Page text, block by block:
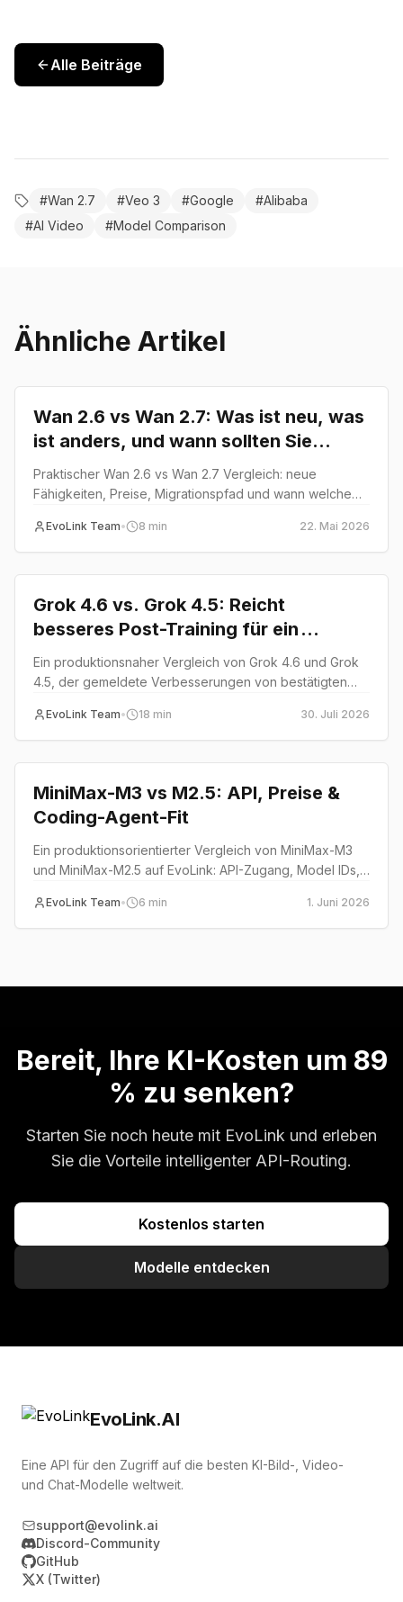
Alle Beiträge
#Wan 2.7 #Veo 3 #Google #Alibaba
#AI Video #Model Comparison
Ähnliche Artikel
Wan 2.6 vs Wan 2.7: Was ist neu, was
ist anders, und wann sollten Sie
upgraden?
Praktischer Wan 2.6 vs Wan 2.7 Vergleich: neue
Fähigkeiten, Preise, Migrationspfad und wann welche
EvoLink Team• 8 min
22. Mai 2026
Comparison
Grok 4.6 vs. Grok 4.5: Reicht
besseres Post-Training für ein
Upgrade?
Ein produktionsnaher Vergleich von Grok 4.6 und Grok
4.5, der gemeldete Verbesserungen von bestätigten
EvoLink Team• 18 min
30. Juli 2026
Comparison
MiniMax-M3 vs M2.5: API, Preise &
Coding-Agent-Fit
Ein produktionsorientierter Vergleich von MiniMax-M3
und MiniMax-M2.5 auf EvoLink: API-Zugang, Model IDs,
Fit und Fallback-Strategie.
EvoLink Team• 6 min 1. Juni 2026
Bereit, Ihre KI-Kosten um 89
% zu senken?
Starten Sie noch heute mit EvoLink und erleben
Sie die Vorteile intelligenter API-Routing.
Kostenlos starten
Modelle entdecken
EvoLink.AI
Eine API für den Zugriff auf die besten KI-Bild-, Video-
und Chat-Modelle weltweit.
support@evolink.ai
Discord-Community
GitHub
X (Twitter)